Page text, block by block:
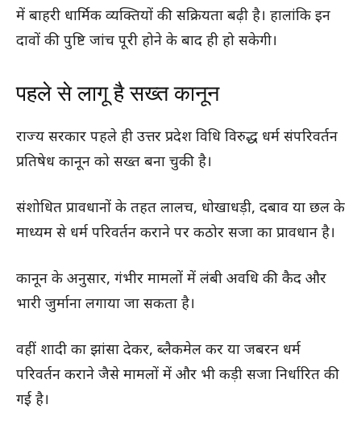
में बाहरी धार्मिक व्यक्तियों की सक्रियता बढ़ी है। हालांकि इन
दावों की पुष्टि जांच पूरी होने के बाद ही हो सकेगी।
पहले से लागू है सख्त कानून
राज्य सरकार पहले ही उत्तर प्रदेश विधि विरुद्ध धर्म संपरिवर्तन
प्रतिषेध कानून को सख्त बना चुकी है।
संशोधित प्रावधानों के तहत लालच, धोखाधड़ी, दबाव या छल के
माध्यम से धर्म परिवर्तन कराने पर कठोर सजा का प्रावधान है।
कानून के अनुसार, गंभीर मामलों में लंबी अवधि की कैद और
भारी जुर्माना लगाया जा सकता है।
वहीं शादी का झांसा देकर, ब्लैकमेल कर या जबरन धर्म
परिवर्तन कराने जैसे मामलों में और भी कड़ी सजा निर्धारित की
गई है।